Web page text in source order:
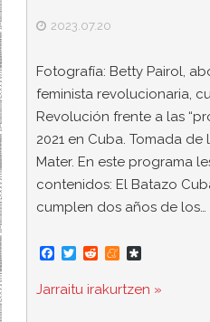
2023.07.20
Fotografía: Betty Pairol,
feminista revolucionaria,
Revolución frente a las
2021 en Cuba. Tomada
Mater. En este programa
contenidos: El Batazo
cumplen dos años de los…
F
e
T
t
R
d
d
M
n
e
s
Jarraitu irakurtzen »